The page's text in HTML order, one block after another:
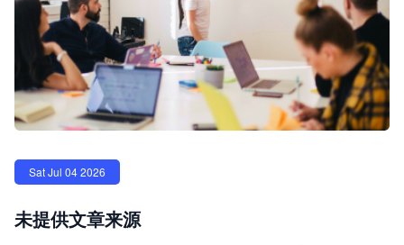
Sat Jul 04 2026
未提供文章来源